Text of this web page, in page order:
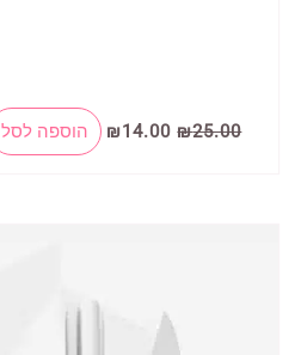
₪25.00
המחיר
המקורי
₪14.00
המחיר
הנוכחי
הוספה לסל